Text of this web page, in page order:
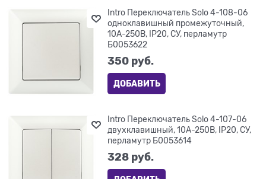
Intro Переключатель Solo 4-108-06
одноклавишный промежуточный,
10А-250В, IP20, СУ, перламутр
Б0053622
350 руб.
ДОБАВИТЬ
Intro Переключатель Solo 4-107-06
двухклавишный, 10А-250В, IP20, СУ,
перламутр Б0053614
328 руб.